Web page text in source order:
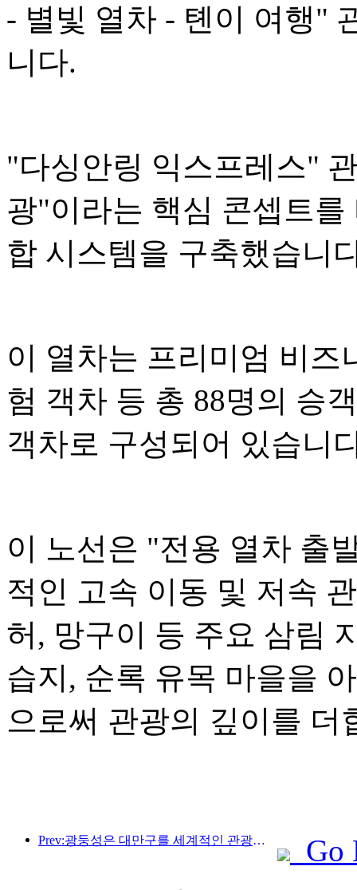
- 별빛 열차 - 톈이 여행"
니다.
"다싱안링 익스프레스"
광"이라는 핵심 콘셉트
합 시스템을 구축했습니
이 열차는 프리미엄 비즈
험 객차 등 총 88명의 승
객차로 구성되어 있습니
이 노선은 "전용 열차 출
적인 고속 이동 및 저속
허, 망구이 등 주요 삼림
습지, 순록 유목 마을을
으로써 관광의 깊이를 더
Prev:광둥성은 대만구를 세계적인 관광지로 만들기 위한 서비스 산업 역량 확충 계획을 발표했습니다.
Go